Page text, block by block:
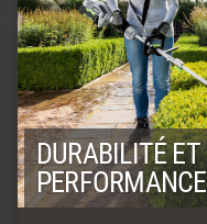
DURABILITÉ ET
PERFORMANCE